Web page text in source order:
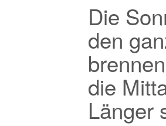
Die
den
die
Länger